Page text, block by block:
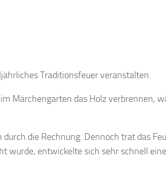
Traditionsfeuer veranstalten.
Märchengarten das Holz
die Rechnung. Dennoch trat das
wurde, entwickelte sich sehr schnell